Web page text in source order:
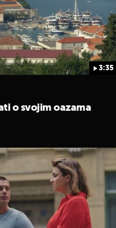
3:35
o svojim oazama